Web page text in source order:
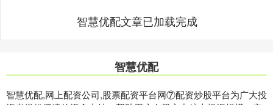
智慧优配文章已加载完成
智慧优配
智慧优配,网上配资公司,股票配资平台网⑦配资炒股平台为广大投